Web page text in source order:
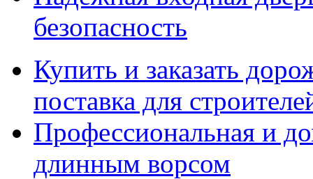
безопасность
Купить и заказать
поставка для
Профессиональная и
длинным ворсом